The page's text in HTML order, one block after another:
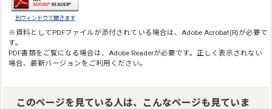
別ウィンドウで開きます
※資料としてPDFファイルが添付されている場合は、 Adobe Acrobat(R)が必要で
す。
PDF書類をご覧になる場合は、 Adobe Readerが必要です。正しく表示されない
場合、最新バージョンをご利用ください。
このページを見ている人は、こんなページも見ていま